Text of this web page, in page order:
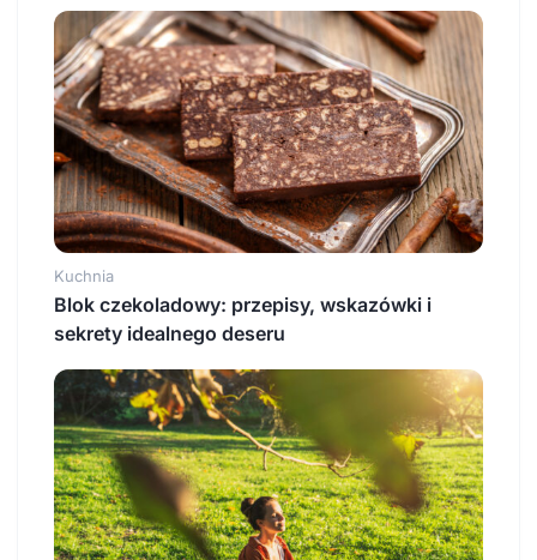
Kuchnia
Blok czekoladowy: przepisy, wskazówki i
sekrety idealnego deseru